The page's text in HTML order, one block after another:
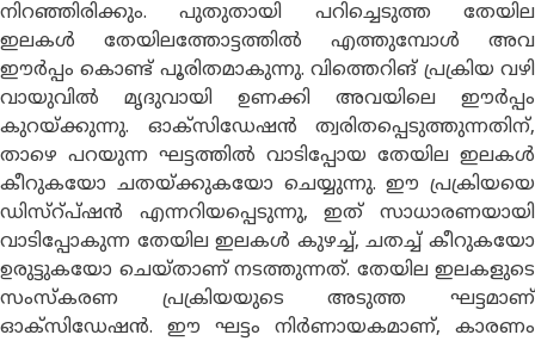
നിറഞ്ഞിരിക്കും. പുതുതായി പറിച്ചെടുത്ത തേയില
ഇലകൾ തേയിലത്തോട്ടത്തിൽ എത്തുമ്പോൾ അവ
ഈർപ്പം കൊണ്ട് പൂരിതമാകുന്നു. വിത്തെറിങ് പ്രക്രിയ വഴി
വായുവിൽ മൃദുവായി ഉണക്കി അവയിലെ ഈർപ്പം
കുറയ്ക്കുന്നു. ഓക്സിഡേഷൻ ത്വരിതപ്പെടുത്തുന്നതിന്,
താഴെ പറയുന്ന ഘട്ടത്തിൽ വാടിപ്പോയ തേയില ഇലകൾ
കീറുകയോ ചതയ്ക്കുകയോ ചെയ്യുന്നു. ഈ പ്രക്രിയയെ
ഡിസ്റ്പ്ഷൻ എന്നറിയപ്പെടുന്നു, ഇത് സാധാരണയായി
വാടിപ്പോകുന്ന തേയില ഇലകൾ കുഴച്ച്, ചതച്ച് കീറുകയോ
ഉരുട്ടുകയോ ചെയ്താണ് നടത്തുന്നത്. തേയില ഇലകളുടെ
സംസ്കരണ പ്രക്രിയയുടെ അടുത്ത ഘട്ടമാണ്
ഓക്സിഡേഷൻ. ഈ ഘട്ടം നിർണായകമാണ്, കാരണം